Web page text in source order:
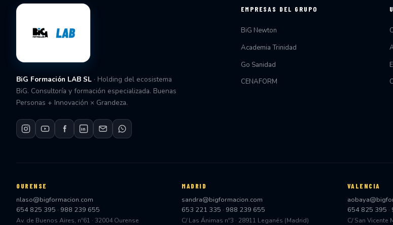
BiG Formación LAB SL · Holding del ecosistema
BiG. Consultoría y formación especializada. Buenas
Personas + Innovación × Grandeza.
EMPRESAS DEL GRUPO
BiG Newton
Academia Trinidad
Go Sanidad
CENAFORM
OURENSE
nlaso@bigformacion.com
654 825 395 · 988 239 655
Av. de Buenos Aires, nº61 · 32004 Ourense
MADRID
sandra@bigformacion.com
653 221 335 · 988 239 655
C/ Las Ánimas nº3 · 28911 Leganés (Madrid)
VALENCIA
654 825 395 ·
C/ San Vicente